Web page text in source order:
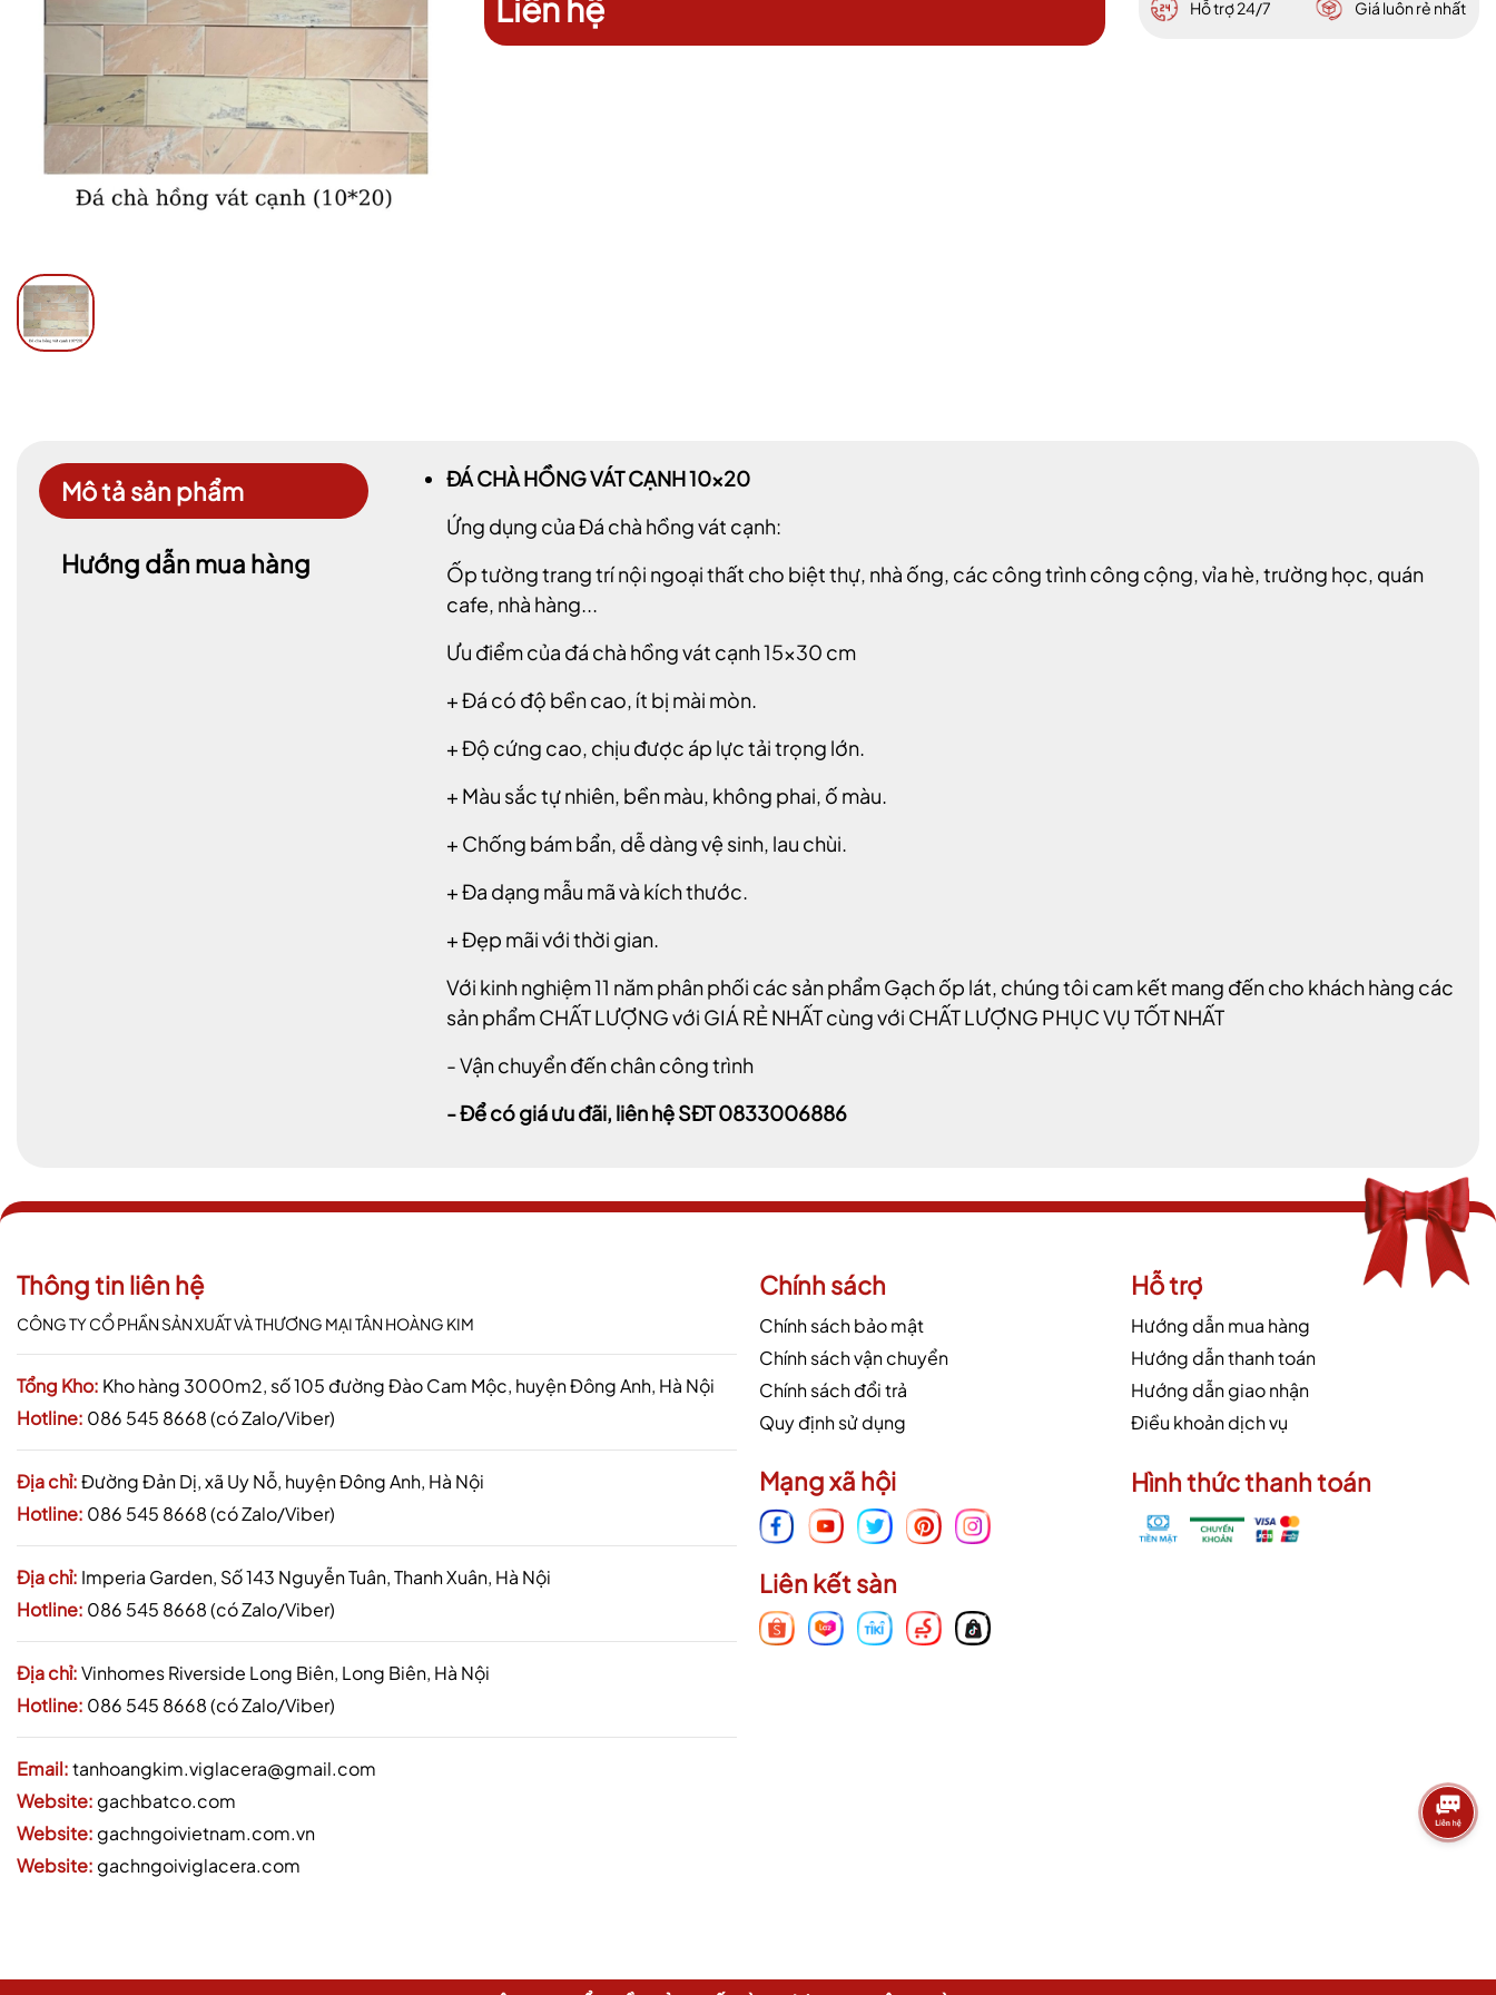
Liên hệ
Hỗ trợ 24/7
Giá luôn rẻ nhất
Mô tả sản phẩm
Hướng dẫn mua hàng
ĐÁ CHÀ HỒNG VÁT CẠNH 10x20
Ứng dụng của Đá chà hồng vát cạnh:
Ốp tường trang trí nội ngoại thất cho biệt thự, nhà ống, các công trình công cộng, vỉa hè, trường học, quán
cafe, nhà hàng...
Ưu điểm của đá chà hồng vát cạnh 15x30 cm
+ Đá có độ bền cao, ít bị mài mòn.
+ Độ cứng cao, chịu được áp lực tải trọng lớn.
+ Màu sắc tự nhiên, bền màu, không phai, ố màu.
+ Chống bám bẩn, dễ dàng vệ sinh, lau chùi.
+ Đa dạng mẫu mã và kích thước.
+ Đẹp mãi với thời gian.
Với kinh nghiệm 11 năm phân phối các sản phẩm Gạch ốp lát, chúng tôi cam kết mang đến cho khách hàng các
sản phẩm CHẤT LƯỢNG với GIÁ RẺ NHẤT cùng với CHẤT LƯỢNG PHỤC VỤ TỐT NHẤT
- Vận chuyển đến chân công trình
- Để có giá ưu đãi, liên hệ SĐT 0833006886
Thông tin liên hệ
CÔNG TY CỔ PHẦN SẢN XUẤT VÀ THƯƠNG MẠI TÂN HOÀNG KIM
Tổng Kho: Kho hàng 3000m2, số 105 đường Đào Cam Mộc, huyện Đông Anh, Hà Nội
Hotline: 086 545 8668 (có Zalo/Viber)
Địa chỉ:Đường Đản Dị, xã Uy Nỗ, huyện Đông Anh, Hà Nội
Hotline: 086 545 8668 (có Zalo/Viber)
Địa chỉ: Imperia Garden, Số 143 Nguyễn Tuân, Thanh Xuân, Hà Nội
Hotline: 086 545 8668 (có Zalo/Viber)
Địa chỉ:Vinhomes Riverside Long Biên, Long Biên, Hà Nội
Hotline: 086 545 8668 (có Zalo/Viber)
Email:tanhoangkim.viglacera@gmail.com
Website:gachbatco.com
Website:gachngoivietnam.com.vn
Website:gachngoiviglacera.com
Chính sách
Chính sách bảo mật
Chính sách vận chuyển
Chính sách đổi trả
Quy định sử dụng
Hỗ trợ
Hướng dẫn mua hàng
Hướng dẫn thanh toán
Hướng dẫn giao nhận
Điều khoản dịch vụ
Mạng xã hội
Liên kết sàn
Hình thức thanh toán